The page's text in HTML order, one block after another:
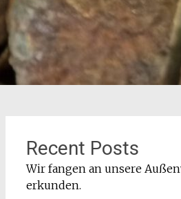
Recent Posts
Wir fangen an unsere
erkunden.